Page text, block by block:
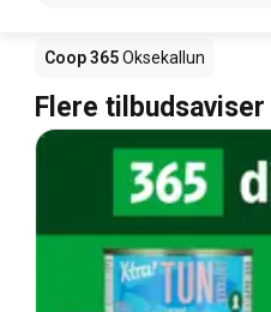
Coop 365Oksekallun
Flere